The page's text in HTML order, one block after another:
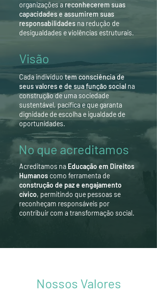
organizações a reconhecerem suas
capacidades e assumirem suas
responsabilidades na redução de
desigualdades e violências estruturais.
Visão
Cada indivíduo tem consciência de
seus valores e de sua função social na
construção de uma sociedade
sustentável, pacífica e que garanta
dignidade de escolha e igualdade de
oportunidades.
No que acreditamos
Acreditamos na Educação em Direitos
Humanos como ferramenta de
construção de paz e engajamento
cívico, permitindo que pessoas se
reconheçam responsáveis por
contribuir com a transformação social.
Nossos Valores